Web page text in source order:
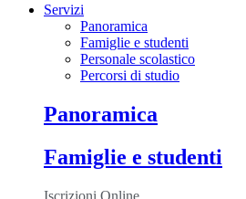
Servizi
Panoramica
Famiglie e studenti
Personale scolastico
Percorsi di studio
Panoramica
Famiglie e studenti
Iscrizioni Online